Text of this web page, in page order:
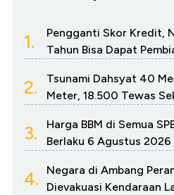
1.
Pengganti Skor Kredit,
Tahun Bisa Dapat
2.
Tsunami Dahsyat 40
Meter, 18.500 Tewas
3.
Harga BBM di Semua
Berlaku 6 Agustus 2026
4.
Negara di Ambang
Dievakuasi Kendaraan